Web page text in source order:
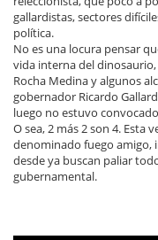
gallardistas, sectores
política.
No es una locura pensar
vida interna del
Rocha Medina y algunos
gobernador Ricardo
luego no estuvo
O sea, 2 más 2 son 4. Esta
denominado fuego amigo,
desde ya buscan paliar
gubernamental.